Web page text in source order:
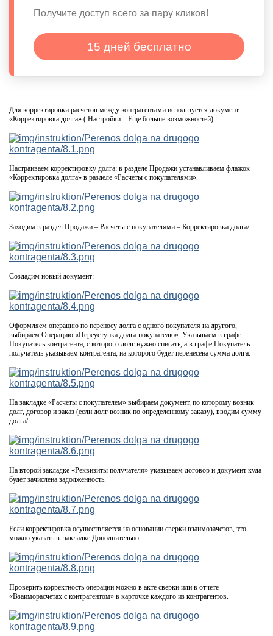
Получите доступ всего за пару кликов!
15 дней бесплатно
Для корректировки расчетов между контрагентами используется документ
«Корректировка долга» ( Настройки – Еще больше возможностей).
Настраиваем корректировку долга: в разделе Продажи устанавливаем флажок
«Корректировка долга» в разделе «Расчеты с покупателями».
Заходим в раздел Продажи – Расчеты с покупателями – Корректировка долга/
Создадим новый документ:
Оформляем операцию по переносу долга с одного покупателя на другого,
выбираем Операцию «Переуступка долга покупателю». Указываем в графе
Покупатель контрагента, с которого долг нужно списать, а в графе Покупатель –
получатель указываем контрагента, на которого будет перенесена сумма долга.
На закладке «Расчеты с покупателем» выбираем документ, по которому возник
долг, договор и заказ (если долг возник по определенному заказу), вводим сумму
долга/
На второй закладке «Реквизиты получателя» указываем договор и документ куда
будет зачислена задолженность.
Если корректировка осуществляется на основании сверки взаимозачетов, это
можно указать в закладке Дополнительно.
Проверить корректность операции можно в акте сверки или в отчете
«Взаиморасчетах с контрагентом» в карточке каждого из контрагентов.